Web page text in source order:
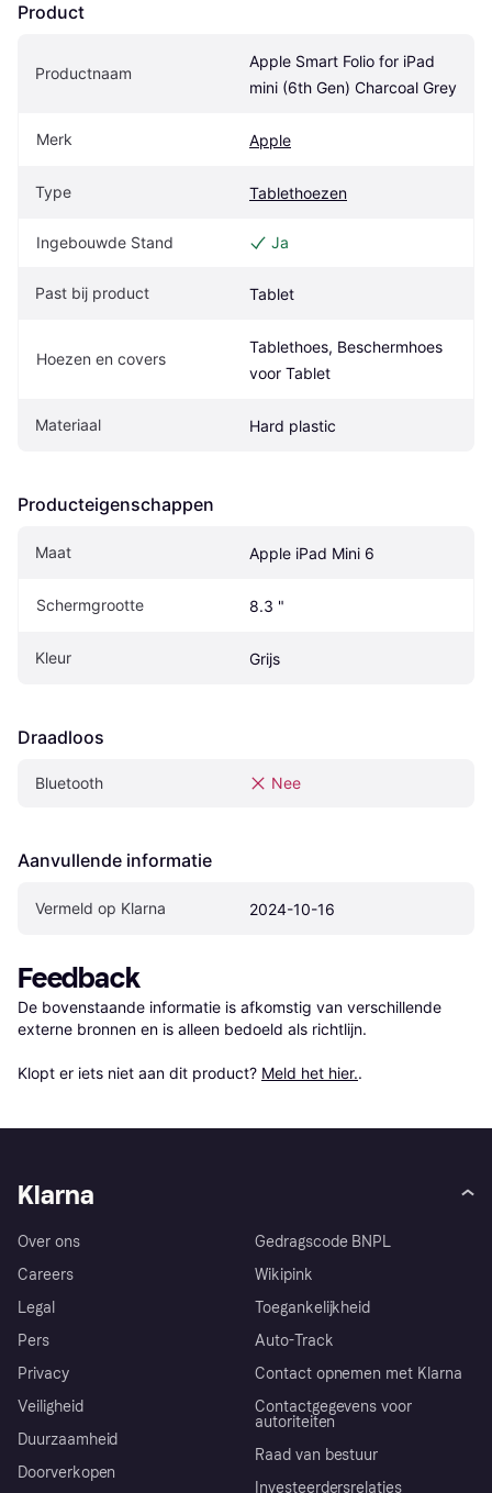
Product
Productnaam
Apple Smart Folio for iPad
mini (6th Gen) Charcoal Grey
Merk Apple
Type Tablethoezen
Ingebouwde Stand Ja
Past bij product Tablet
Hoezen en covers
Tablethoes, Beschermhoes
voor Tablet
Materiaal Hard plastic
Producteigenschappen
Maat Apple iPad Mini 6
Schermgrootte 8.3 "
Kleur Grijs
Draadloos
Bluetooth Nee
Aanvullende informatie
Vermeld op Klarna 2024-10-16
Feedback
De bovenstaande informatie is afkomstig van verschillende
externe bronnen en is alleen bedoeld als richtlijn.
Klopt er iets niet aan dit product? Meld het hier..
Klarna
Over ons
Careers
Legal
Pers
Privacy
Veiligheid
Duurzaamheid
Doorverkopen
Gedragscode BNPL
Wikipink
Toegankelijkheid
Auto-Track
Contact opnemen met Klarna
Contactgegevens voor
autoriteiten
Raad van bestuur
Investeerdersrelaties